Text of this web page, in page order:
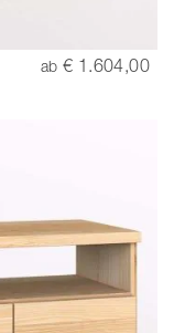
ab € 1.604,00